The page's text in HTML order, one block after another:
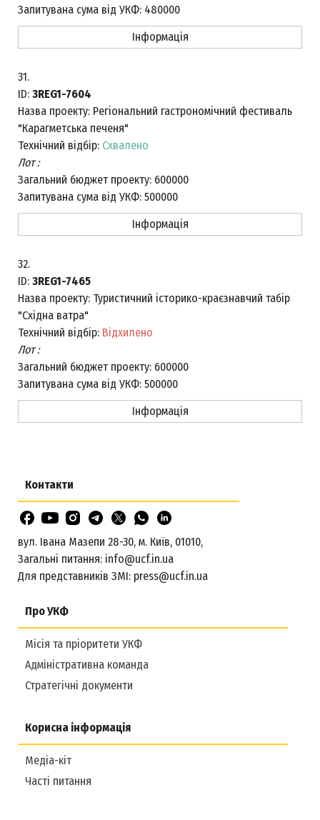
Запитувана сума від УКФ: 480000
Інформація
31.
ID: 3REG1-7604
Назва проекту: Регіональний гастрономічний фестиваль
"Карагметська печеня"
Технічний відбір: Схвалено
Лот :
Загальний бюджет проекту: 600000
Запитувана сума від УКФ: 500000
Інформація
32.
ID: 3REG1-7465
Назва проекту: Туристичний історико-краєзнавчий табір
"Східна ватра"
Технічний відбір: Відхилено
Лот :
Загальний бюджет проекту: 600000
Запитувана сума від УКФ: 500000
Інформація
Про УКФ
Місія та пріоритети УКФ
Адміністративна команда
Стратегічні документи
Корисна інформація
Медіа-кіт
Часті питання
Контакти
вул. Івана Мазепи 28-30, м. Київ, 01010,
Загальні питання: info@ucf.in.ua
Для представників ЗМІ: press@ucf.in.ua